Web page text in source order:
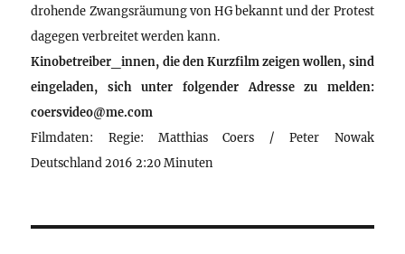
drohende Zwangsräumung von HG bekannt und der Protest
dagegen verbreitet werden kann.
Kinobetreiber_innen, die den Kurzfilm zeigen wollen, sind
eingeladen, sich unter folgender Adresse zu melden:
coersvideo@me.com
Filmdaten: Regie: Matthias Coers / Peter Nowak
Deutschland 2016 2:20 Minuten